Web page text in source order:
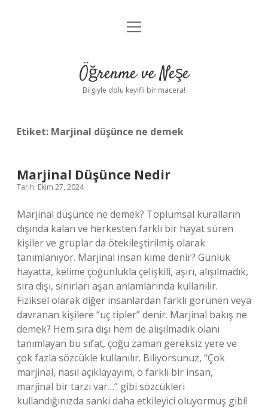
Anasayfa
Yasal Uyarı
menüyü
Öğrenme ve Neşe
Bilgiyle dolu keyifli bir macera!
Etiket: Marjinal düşünce ne demek
Marjinal Düşünce Nedir
Tarih: Ekim 27, 2024
Marjinal düşünce ne demek? Toplumsal kuralların
dışında kalan ve herkesten farklı bir hayat süren
kişiler ve gruplar da ötekileştirilmiş olarak
tanımlanıyor. Marjinal insan kime denir? Günlük
hayatta, kelime çoğunlukla çelişkili, aşırı, alışılmadık,
sıra dışı, sınırları aşan anlamlarında kullanılır.
Fiziksel olarak diğer insanlardan farklı görünen veya
davranan kişilere “uç tipler” denir. Marjinal bakış ne
demek? Hem sıra dışı hem de alışılmadık olanı
tanımlayan bu sıfat, çoğu zaman gereksiz yere ve
çok fazla sözcükle kullanılır. Biliyorsunuz, “Çok
marjinal, nasıl açıklayayım, o farklı bir insan,
marjinal bir tarzı var…” gibi sözcükleri
kullandığınızda sanki daha etkileyici oluyormuş gibi!